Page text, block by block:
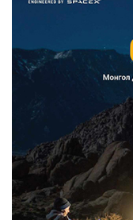
Францад иргэд рүү
сурталчилгааны
2026/08/07